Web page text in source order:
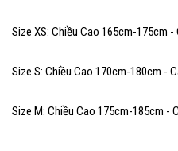
Size XS: Chiều Cao 165cm-175cm -
Size S: Chiều Cao 170cm-180cm -
Size M: Chiều Cao 175cm-185cm -